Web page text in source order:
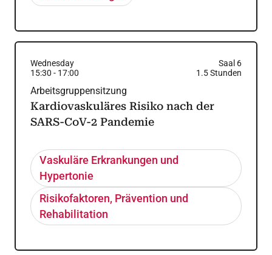
Wednesday
Saal 6
15:30 - 17:00 1.5Stunden
Arbeitsgruppensitzung
Kardiovaskuläres Risiko nach der
SARS-CoV-2 Pandemie
Vaskuläre Erkrankungen und
Hypertonie
Risikofaktoren, Prävention und
Rehabilitation